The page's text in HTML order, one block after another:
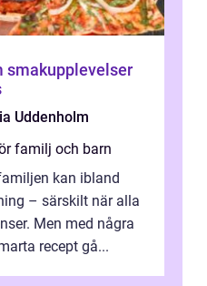
Uddenholm
familj och barn
kan ibland
– särskilt när alla
Men med några
recept gå...